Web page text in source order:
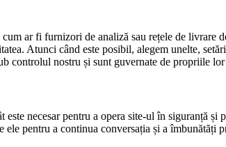
ar fi furnizori de analiză sau rețele de
Atunci când este posibil, alegem unelte,
controlul nostru și sunt guvernate de propriile
necesar pentru a opera site‑ul în siguranță
pentru a continua conversația și a îmbunătăți